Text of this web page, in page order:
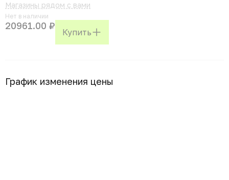
Магазины рядом с вами
Нет в наличии
20961.00 ₽
Купить
График изменения цены